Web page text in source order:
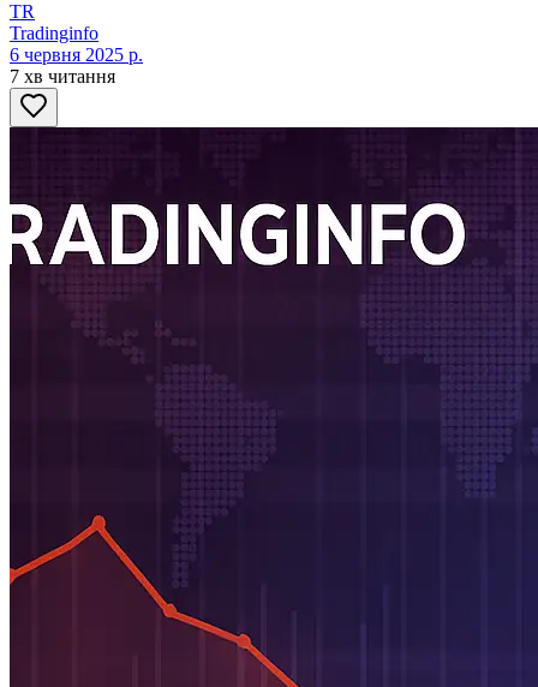
TR
Tradinginfo
6 червня 2025 р.
7 хв читання